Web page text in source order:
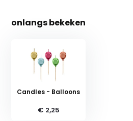
onlangs bekeken
Candles - Balloons
€ 2,25